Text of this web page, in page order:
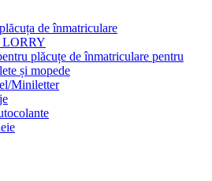
de înmatriculare
plăcuțe de înmatriculare pentru
și mopede
Miniletter